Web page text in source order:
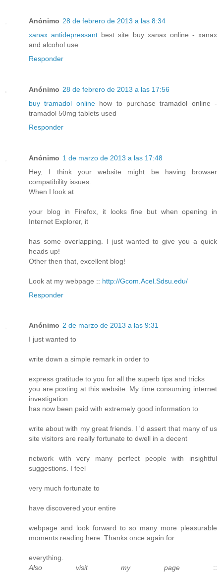
Anónimo 28 de febrero de 2013 a las 8:34
xanax antidepressant best site buy xanax online - xanax
and alcohol use
Responder
Anónimo 28 de febrero de 2013 a las 17:56
buy tramadol onlinehow to purchase tramadol online -
tramadol 50mg tablets used
Responder
Anónimo 1 de marzo de 2013 a las 17:48
Hey, I think your website might be having browser
compatibility issues.
When I look at
your blog in Firefox, it looks fine but when opening in
Internet Explorer, it
has some overlapping. I just wanted to give you a quick
heads up!
Other then that, excellent blog!
Look at my webpage :: http://Gcom.Acel.Sdsu.edu/
Responder
Anónimo 2 de marzo de 2013 a las 9:31
I just wanted to
write down a simple remark in order to
express gratitude to you for all the superb tips and tricks
you are posting at this website. My time consuming internet
investigation
has now been paid with extremely good information to
write about with my great friends. I 'd assert that many of us
site visitors are really fortunate to dwell in a decent
network with very many perfect people with insightful
suggestions. I feel
very much fortunate to
have discovered your entire
webpage and look forward to so many more pleasurable
moments reading here. Thanks once again for
everything.
Also visit my page::